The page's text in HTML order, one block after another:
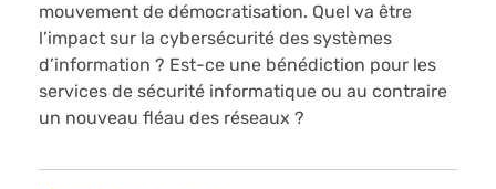
mouvement de démocratisation. Quel va être
l’impact sur la cybersécurité des systèmes
d’information ? Est-ce une bénédiction pour les
services de sécurité informatique ou au contraire
un nouveau fléau des réseaux ?